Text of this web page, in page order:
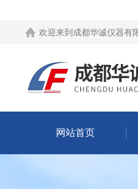
欢迎来到 成都华诚仪器有
网站首页